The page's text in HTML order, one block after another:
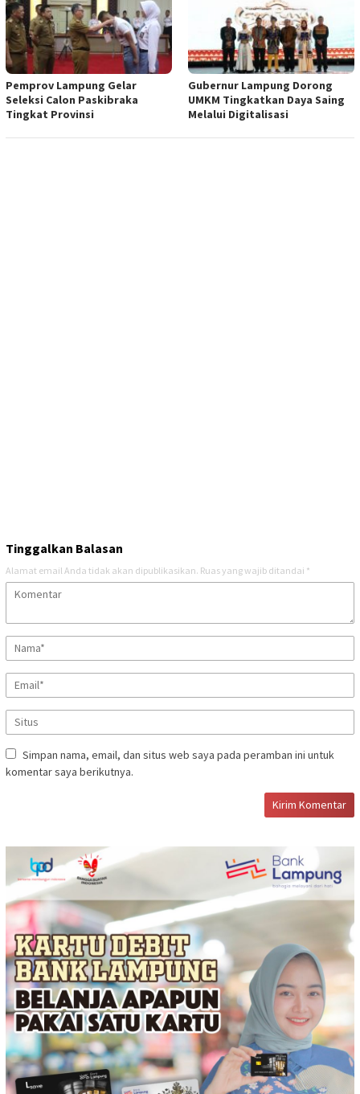
Pemprov Lampung Gelar
Seleksi Calon Paskibraka
Tingkat Provinsi
Gubernur Lampung Dorong
UMKM Tingkatkan Daya Saing
Melalui Digitalisasi
Tinggalkan Balasan
Alamat email Anda tidak akan dipublikasikan. Ruas yang wajib ditandai *
Simpan nama, email, dan situs web saya pada peramban ini untuk
komentar saya berikutnya.